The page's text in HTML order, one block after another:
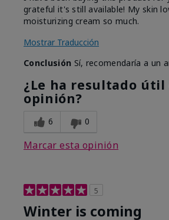
grateful it's still available! My skin
moisturizing cream so much.
Mostrar Traducción
Conclusión Sí, recomendaría a un
¿Le ha resultado útil
opinión?
6 0
Marcar esta opinión
5
Winter is coming